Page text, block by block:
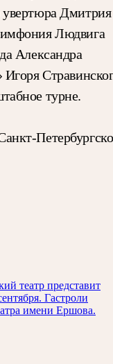
увертюра Дмитрия
Людвига
Александра
Игоря
турне.
театр представит
Гастроли
имени Ершова.